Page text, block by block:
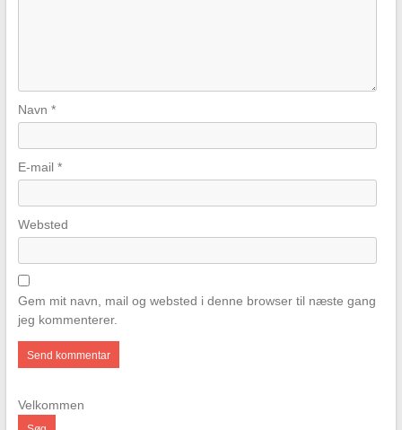
Navn *
E-mail *
Websted
Gem mit navn, mail og websted i denne browser til næste gang
jeg kommenterer.
Velkommen